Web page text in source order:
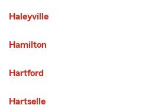
Haleyville
Hamilton
Hartford
Hartselle